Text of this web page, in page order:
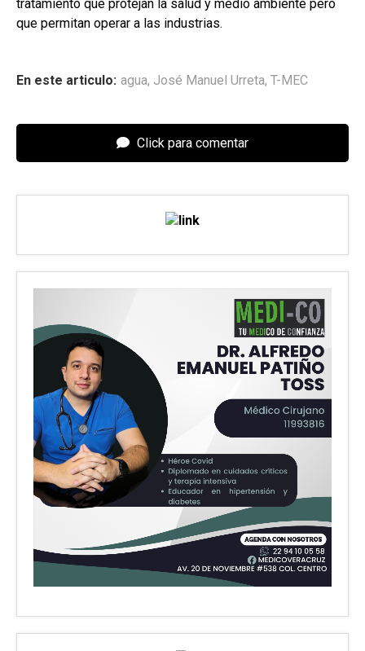
tratamiento que protejan la salud y medio ambiente pero
que permitan operar a las industrias.
En este articulo: agua, José Manuel Urreta, T-MEC
Click para comentar